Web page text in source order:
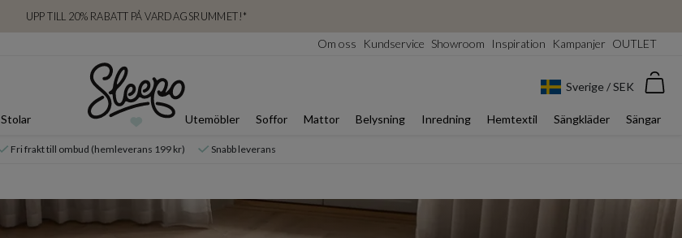
UPP TILL 20% RABATT PÅ VARDAGSRUMMET!*
Om oss Kundservice Showroom Inspiration Kampanjer OUTLET
Sverige / SEK
Stolar Utemöbler Soffor Mattor Belysning Inredning Hemtextil Sängkläder Sängar
Fri frakt till ombud (hemleverans 199 kr) Snabb leverans